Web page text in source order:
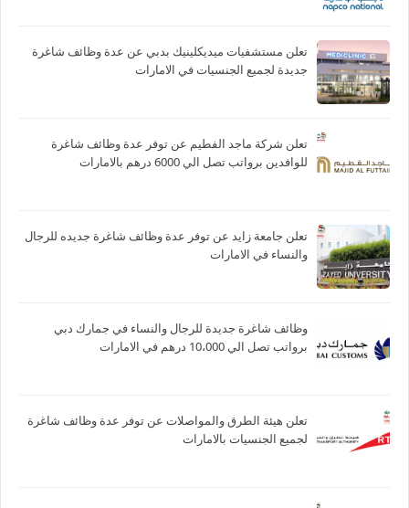
تعلن مستشفيات ميديكلينيك بدبي عن عدة وظائف شاغرة
جديدة لجميع الجنسيات في الامارات
تعلن شركة ماجد الفطيم عن توفر عدة وظائف شاغرة
للوافدين برواتب تصل الي 6000 درهم بالامارات
تعلن جامعة زايد عن توفر عدة وظائف شاغرة جديده للرجال
والنساء في الامارات
وظائف شاغرة جديدة للرجال والنساء في جمارك دبي
برواتب تصل الي 10،000 درهم في الامارات
تعلن هيئة الطرق والمواصلات عن توفر عدة وظائف شاغرة
لجميع الجنسيات بالامارات